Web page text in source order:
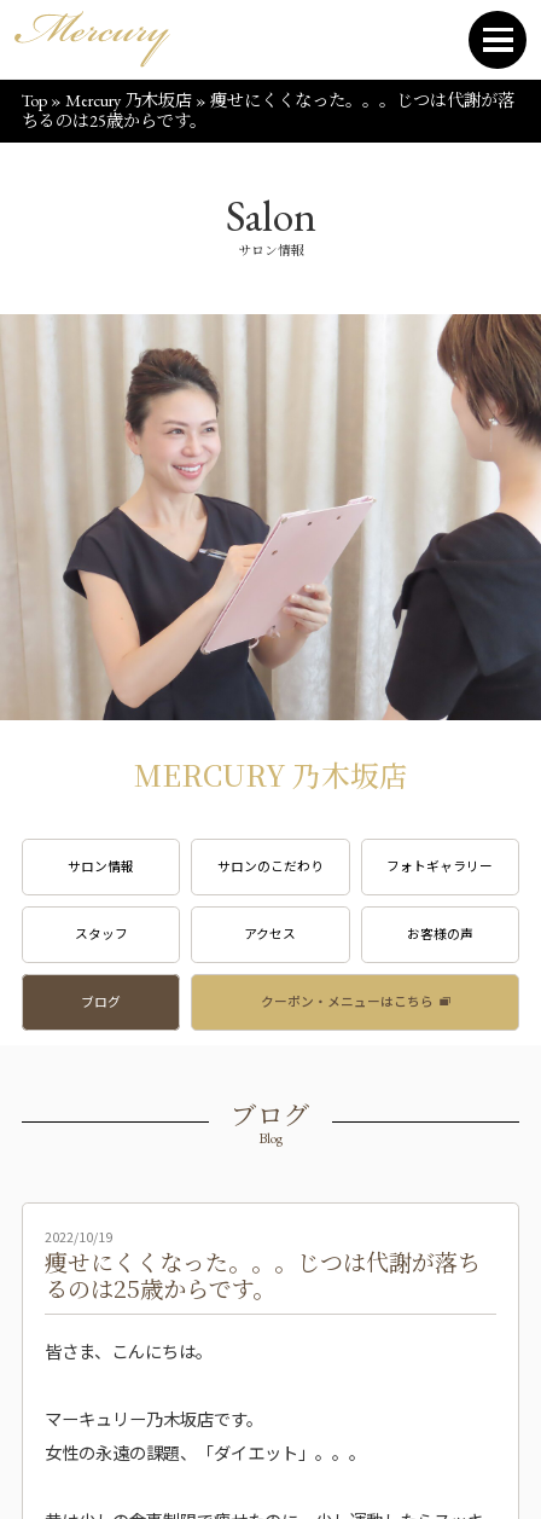
Top» Mercury 乃木坂店» 痩せにくくなった。。。じつは代謝が落
ちるのは25歳からです。
Salon
サロン情報
MERCURY 乃木坂店
サロン情報 サロンのこだわり フォトギャラリー
スタッフ アクセス お客様の声
ブログ クーポン・メニューはこちら
ブログ
Blog
2022/10/19
痩せにくくなった。。。じつは代謝が落ち
るのは25歳からです。
皆さま、こんにちは。
マーキュリー乃木坂店です。
女性の永遠の課題、「ダイエット」。。。